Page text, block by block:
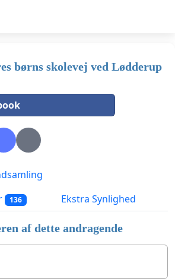
børns skolevej ved Lødderup
136 Ekstra Synlighed
af dette andragende